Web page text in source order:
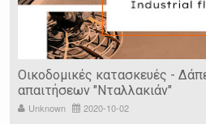
Οικοδομικές κατασκευές -
απαιτήσεων "Νταλλακιάν"
Unknown 2020-10-02
Panserraikos FC
Ikaroi B.C.